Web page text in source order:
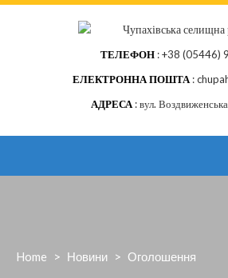
Skip
ТЕЛЕФОН +38 (05446)
ЕЛЕКТРОННА ПОШТА
АДРЕСА вул.
Home > Новини > Оголошення